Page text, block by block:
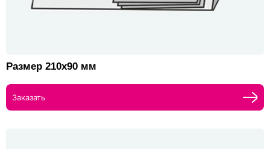
Размер 210х90 мм
Заказать